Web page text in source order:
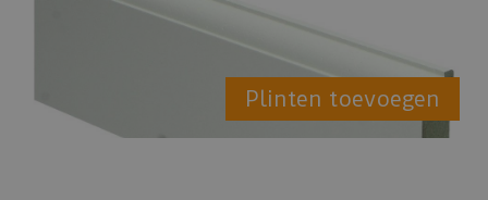
Plinten toevoegen